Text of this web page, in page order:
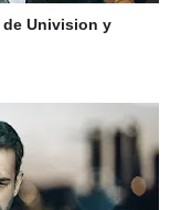
de Univision y